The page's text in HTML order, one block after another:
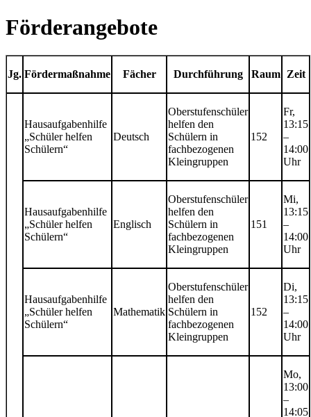
Förderangebote
Jg. Fördermaßnahme Fächer Durchführung Raum Zeit
Hausaufgabenhilfe
„Schüler helfen
Schülern“
Deutsch
Oberstufenschüler
helfen den
Schülern in
fachbezogenen
Kleingruppen
152
Fr,
13:15
–
14:00
Uhr
Hausaufgabenhilfe
„Schüler helfen
Schülern“
Englisch
Oberstufenschüler
helfen den
Schülern in
fachbezogenen
Kleingruppen
151
Mi,
13:15
–
14:00
Uhr
Hausaufgabenhilfe
„Schüler helfen
Schülern“
Mathematik
Oberstufenschüler
helfen den
Schülern in
fachbezogenen
Kleingruppen
152
Di,
13:15
–
14:00
Uhr
Mo,
13:00
–
14:05